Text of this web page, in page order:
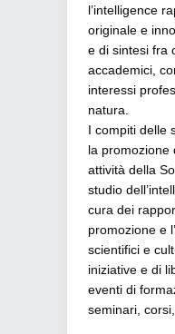
l’intelligence
originale e
e di sintesi fra
accademici,
interessi
natura.
I compiti delle
la promozione
attività della
studio
cura dei
promozione e
scientifici e
iniziative e di
eventi di
seminari,